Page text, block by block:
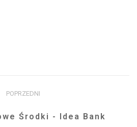
POPRZEDNI
Środki - Idea Bank